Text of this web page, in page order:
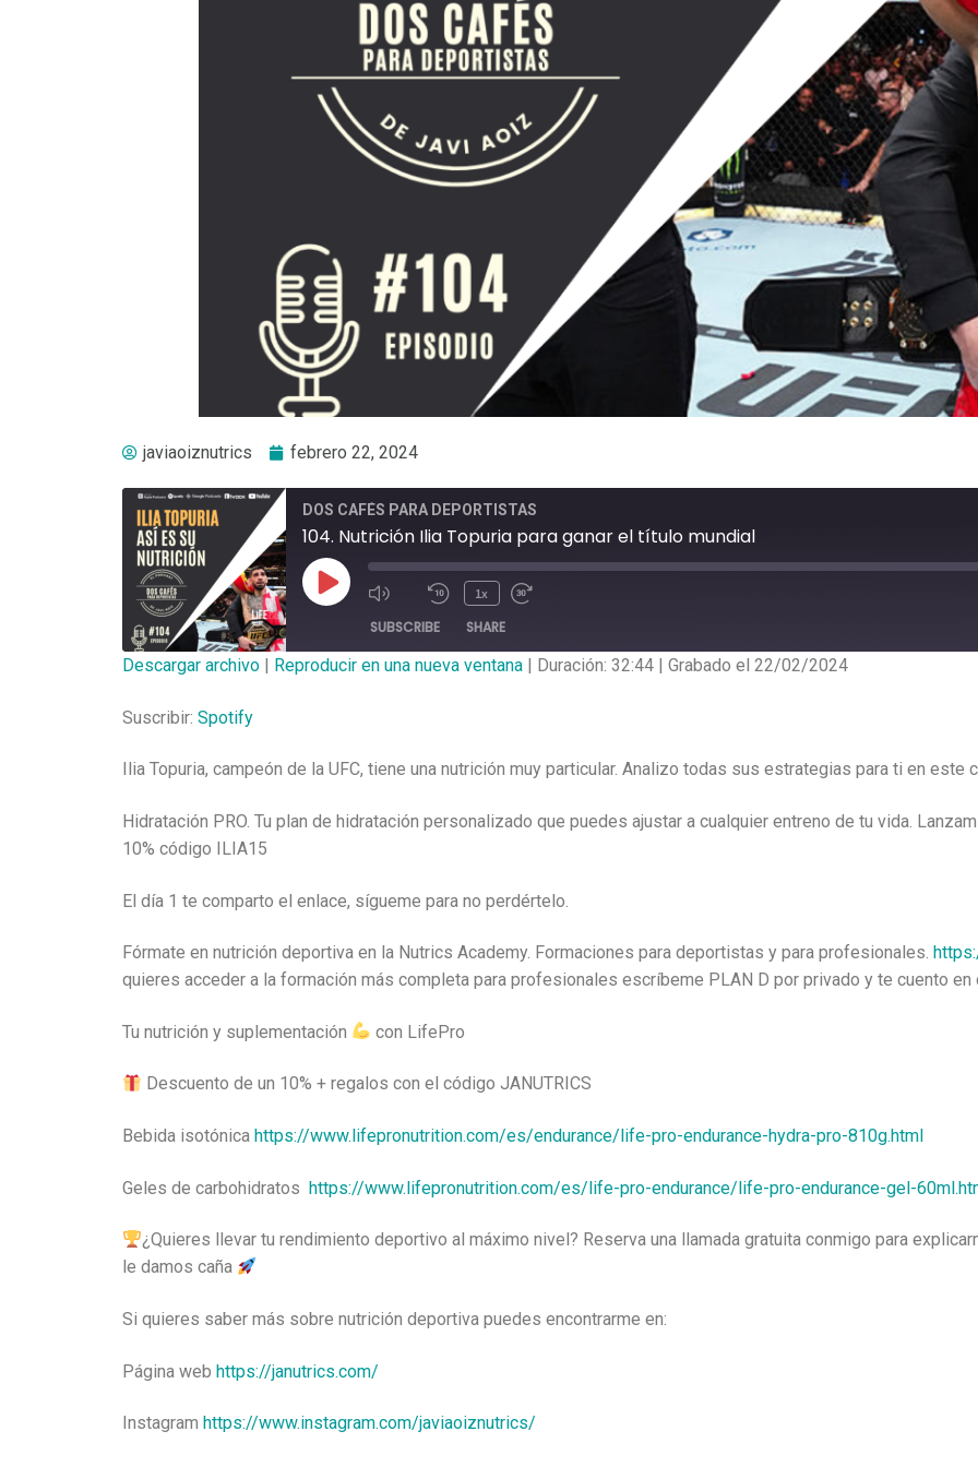
javiaoiznutrics febrero 22, 2024
DOS CAFÉS PARA DEPORTISTAS
104. Nutrición Ilia Topuria para ganar el título mundial
1x
SUBSCRIBE SHARE
Descargar archivo | Reproducir en una nueva ventana | Duración: 32:44 | Grabado el 22/02/2024
Suscribir: Spotify
Ilia Topuria, campeón de la UFC, tiene una nutrición muy particular. Analizo todas sus estrategias para ti en este
Hidratación PRO. Tu plan de hidratación personalizado que puedes ajustar a cualquier entreno de tu vida.
10% código ILIA15
El día 1 te comparto el enlace, sígueme para no perdértelo.
Fórmate en nutrición deportiva en la Nutrics Academy. Formaciones para deportistas y para profesionales.
quieres acceder a la formación más completa para profesionales escríbeme PLAN D por privado y te cuento en
Tu nutrición y suplementación con LifePro
Descuento de un 10% + regalos con el código JANUTRICS
Bebida isotónica https://www.lifepronutrition.com/es/endurance/life-pro-endurance-hydra-pro-810g.html
Geles de carbohidratos https://www.lifepronutrition.com/es/life-pro-endurance/life-pro-endurance-gel-
¿Quieres llevar tu rendimiento deportivo al máximo nivel? Reserva una llamada gratuita conmigo para
le damos caña
Si quieres saber más sobre nutrición deportiva puedes encontrarme en:
Página web https://janutrics.com/
Instagram https://www.instagram.com/javiaoiznutrics/